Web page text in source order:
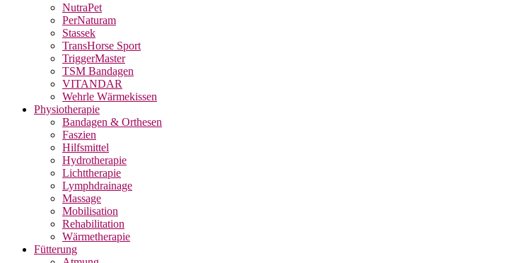
NutraPet
PerNaturam
Stassek
TransHorse Sport
TriggerMaster
TSM Bandagen
VITANDAR
Wehrle Wärmekissen
Physiotherapie
Bandagen & Orthesen
Faszien
Hilfsmittel
Hydrotherapie
Lichttherapie
Lymphdrainage
Massage
Mobilisation
Rehabilitation
Wärmetherapie
Fütterung